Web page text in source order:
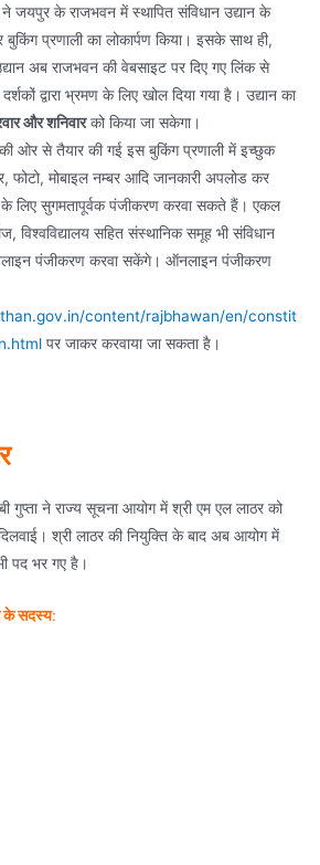
जयपुर के राजभवन में स्थापित संविधान उद्यान के
प्रणाली का लोकार्पण किया। इसके साथ ही,
अब राजभवन की वेबसाइट पर दिए गए लिंक से
द्वारा भ्रमण के लिए खोल दिया गया है। उद्यान का
और शनिवारको किया जा सकेगा।
की ओर से तैयार की गई इस बुकिंग प्रणाली में इच्छुक
फोटो, मोबाइल नम्बर आदि जानकारी अपलोड कर
के लिए सुगमतापूर्वक पंजीकरण करवा सकते हैं। एकल
विश्वविद्यालय सहित संस्थानिक समूह भी संविधान
पंजीकरण करवा सकेंगे। ऑनलाइन पंजीकरण
content/rajbhawan/en/constit
पर जाकर करवाया जा सकता है।
गुप्ता ने राज्य सूचना आयोग में श्री एम एल लाठर को
श्री लाठर की नियुक्ति के बाद अब आयोग में
पद भर गए है।
के सदस्य: